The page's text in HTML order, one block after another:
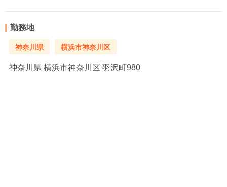
勤務地
神奈川県 横浜市神奈川区
神奈川県 横浜市神奈川区 羽沢町980